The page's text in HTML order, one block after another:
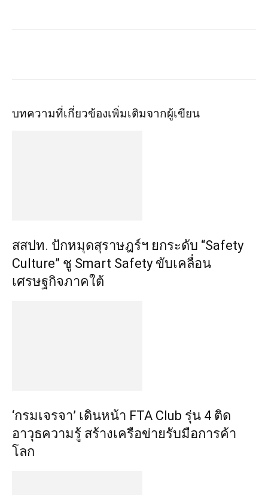
บทความที่เกี่ยวข้องเพิ่มเติมจากผู้เขียน
สสปท. ปักหมุดสุราษฎร์ฯ ยกระดับ “Safety
Culture” ชู Smart Safety ขับเคลื่อน
เศรษฐกิจภาคใต้
‘กรมเจรจา’ เดินหน้า FTA Club รุ่น 4 ติด
อาวุธความรู้ สร้างเครือข่ายรับมือการค้า
โลก